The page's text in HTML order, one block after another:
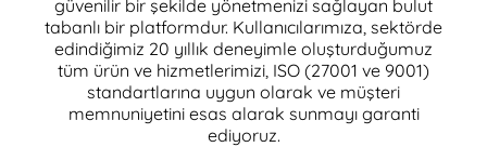
güvenilir bir şekilde yönetmenizi sağlayan bulut
tabanlı bir platformdur. Kullanıcılarımıza, sektörde
edindiğimiz 20 yıllık deneyimle oluşturduğumuz
tüm ürün ve hizmetlerimizi, ISO (27001 ve 9001)
standartlarına uygun olarak ve müşteri
memnuniyetini esas alarak sunmayı garanti
ediyoruz.